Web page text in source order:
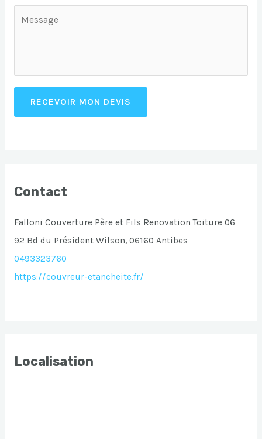
RECEVOIR MON DEVIS
Contact
Falloni Couverture Père et Fils Renovation Toiture 06
92 Bd du Président Wilson, 06160 Antibes
0493323760
https://couvreur-etancheite.fr/
Localisation